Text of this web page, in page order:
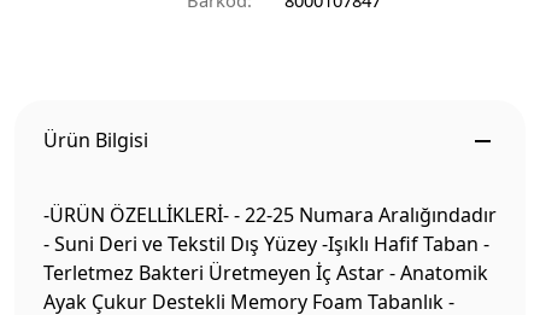
Ürün Bilgisi
-ÜRÜN ÖZELLİKLERİ- - 22-25 Numara Aralığındadır
- Suni Deri ve Tekstil Dış Yüzey -Işıklı Hafif Taban -
Terletmez Bakteri Üretmeyen İç Astar - Anatomik
Ayak Çukur Destekli Memory Foam Tabanlık -